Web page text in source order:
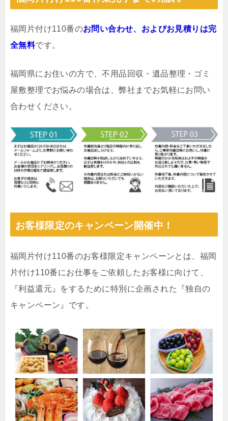
福岡片付け110番のお問い合わせ、およびお見積りは完
全無料です。
福岡県にお住いの方で、不用品回収・遺品整理・ゴミ
屋敷整理でお悩みの場合は、弊社までお気軽にお問い
合わせください。
お客様限定のキャンペーン開催中！
福岡片付け110番のお客様限定キャンペーンとは、福岡
片付け110番にお仕事をご依頼したお客様に向けて、
『利益還元』をするために特別に企画された『独自の
キャンペーン』です。